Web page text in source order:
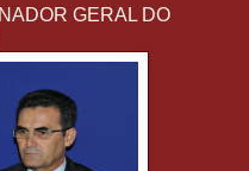
GERAL DO